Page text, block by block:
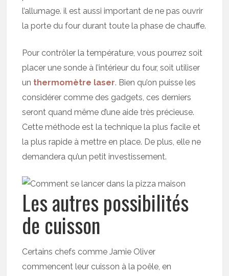
l’allumage. il est aussi important de ne pas ouvrir
la porte du four durant toute la phase de chauffe.
Pour contrôler la température, vous pourrez soit
placer une sonde à l’intérieur du four, soit utiliser
un thermomètre laser. Bien qu’on puisse les
considérer comme des gadgets, ces derniers
seront quand même d’une aide très précieuse.
Cette méthode est la technique la plus facile et
la plus rapide à mettre en place. De plus, elle ne
demandera qu’un petit investissement.
Les autres possibilités
de cuisson
Certains chefs comme Jamie Oliver
commencent leur cuisson à la poêle, en